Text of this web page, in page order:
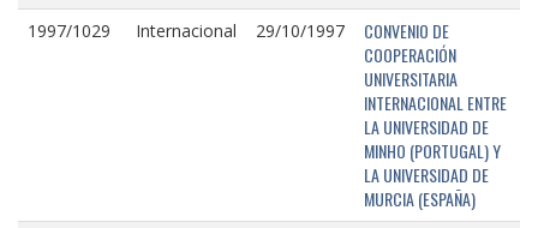
1997/1029 Internacional 29/10/1997
CONVENIO DE
COOPERACIÓN
UNIVERSITARIA
INTERNACIONAL ENTRE
LA UNIVERSIDAD DE
MINHO (PORTUGAL) Y
LA UNIVERSIDAD DE
MURCIA (ESPAÑA)